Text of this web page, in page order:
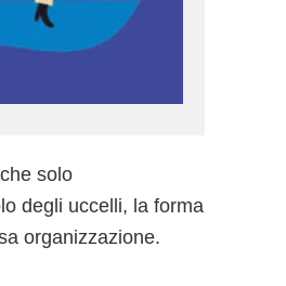
solo
degli uccelli, la forma
organizzazione.